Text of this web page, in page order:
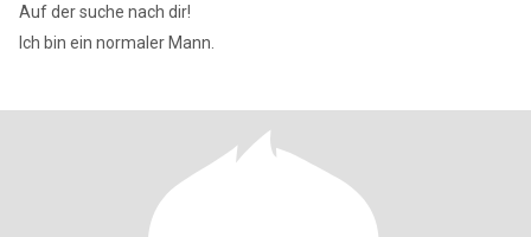
Auf der suche nach dir!
Ich bin ein normaler Mann.